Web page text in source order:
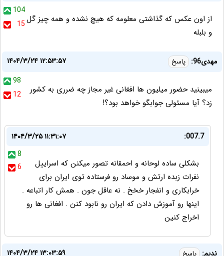
104
15از اون عکس که گذاشتی معلومه که هیچ نشده و همه چیز گل
و بلبله
مهدی96: پاسخ
۱۴۰۴/۳/۲۴ ۱۲:۵۳:۵۷
98
12
میبینید حضور میلیون ها افغانی غیر مجاز چه ضرری به کشور
زد؟ آیا مسئولی جوابگو خواهد بود؟!
007.7:
۱۴۰۴/۳/۲۵ ۱۱:۳۱:۰۷
8
6
بشکلی ساده لوحانه و احمقانه تصور میکنن که اسراییل
نفرات زبده ارتش و موساد رو فرستاده توی ایران برای
خرابکاری و انفجار خخخ . نه عاقل جون . همش کار اتباعه .
اینها رو آموزش دادن که ایران رو نابود کنن . افغانی ها رو
اخراج کنین
ندیم: پاسخ
۱۴۰۴/۳/۲۴ ۱۳:۰۳:۵۹